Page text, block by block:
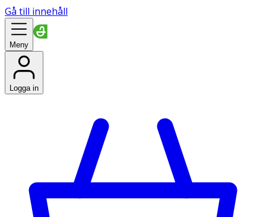
Gå till innehåll
Meny
Logga in